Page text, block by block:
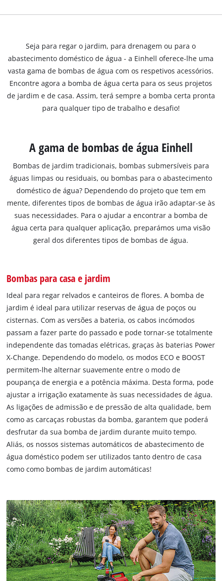
Seja para regar o jardim, para drenagem ou para o
abastecimento doméstico de água - a Einhell oferece-lhe uma
vasta gama de bombas de água com os respetivos acessórios.
Encontre agora a bomba de água certa para os seus projetos
de jardim e de casa. Assim, terá sempre a bomba certa pronta
para qualquer tipo de trabalho e desafio!
A gama de bombas de água Einhell
Bombas de jardim tradicionais, bombas submersíveis para
águas limpas ou residuais, ou bombas para o abastecimento
doméstico de água? Dependendo do projeto que tem em
mente, diferentes tipos de bombas de água irão adaptar-se às
suas necessidades. Para o ajudar a encontrar a bomba de
água certa para qualquer aplicação, preparámos uma visão
geral dos diferentes tipos de bombas de água.
Bombas para casa e jardim
Ideal para regar relvados e canteiros de flores. A bomba de
jardim é ideal para utilizar reservas de água de poços ou
cisternas. Com as versões a bateria, os cabos incómodos
passam a fazer parte do passado e pode tornar-se totalmente
independente das tomadas elétricas, graças às baterias Power
X-Change. Dependendo do modelo, os modos ECO e BOOST
permitem-lhe alternar suavemente entre o modo de
poupança de energia e a potência máxima. Desta forma, pode
ajustar a irrigação exatamente às suas necessidades de água.
As ligações de admissão e de pressão de alta qualidade, bem
como as carcaças robustas da bomba, garantem que poderá
desfrutar da sua bomba de jardim durante muito tempo.
Aliás, os nossos sistemas automáticos de abastecimento de
água doméstico podem ser utilizados tanto dentro de casa
como como bombas de jardim automáticas!